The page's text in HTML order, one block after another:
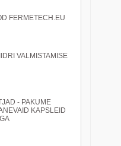
FERMETECH.EU
VALMISTAMISE
- PAKUME
KAPSLEID